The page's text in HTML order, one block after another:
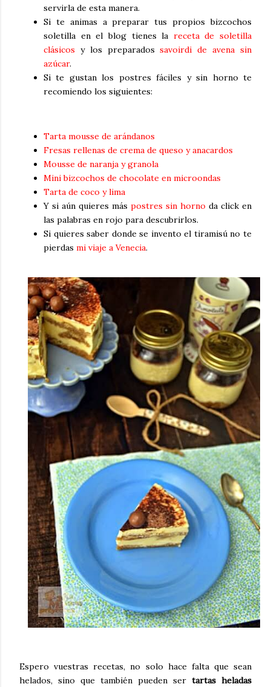
servirla de esta manera.
Si te animas a preparar tus propios bizcochos
soletilla en el blog tienes la receta de soletilla
clásicos y los preparados savoirdi de avena sin
azúcar.
Si te gustan los postres fáciles y sin horno te
recomiendo los siguientes:
Tarta mousse de arándanos
Fresas rellenas de crema de queso y anacardos
Mousse de naranja y granola
Mini bizcochos de chocolate en microondas
Tarta de coco y lima
Y si aún quieres más postres sin horno da click en
las palabras en rojo para descubrirlos.
Si quieres saber donde se invento el tiramisú no te
pierdas mi viaje a Venecia.
Espero vuestras recetas, no solo hace falta que sean
helados, sino que también pueden ser tartas heladas